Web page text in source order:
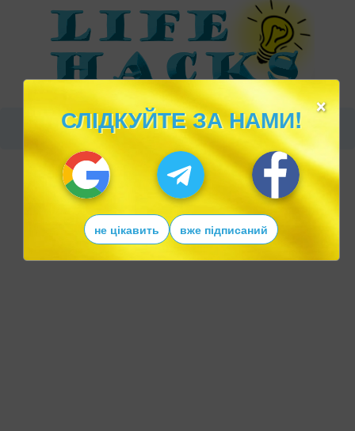
×
СЛІДКУЙТЕ ЗА НАМИ!
не цікавить вже підписаний